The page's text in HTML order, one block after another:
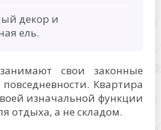
декор и
ель.
свои законные
Квартира
изначальной функции
отдыха, а не складом.